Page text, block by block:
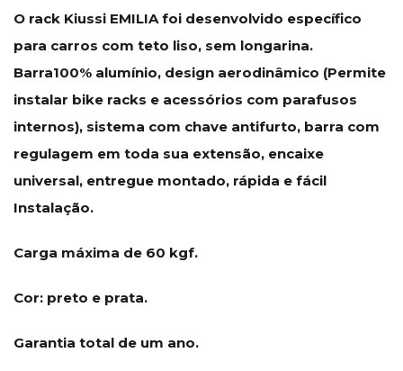
O rack Kiussi EMILIA foi desenvolvido específico
para carros com teto liso, sem longarina.
Barra100% alumínio, design aerodinâmico (Permite
instalar bike racks e acessórios com parafusos
internos), sistema com chave antifurto, barra com
regulagem em toda sua extensão, encaixe
universal, entregue montado, rápida e fácil
Instalação.
Carga máxima de 60 kgf.
Cor: preto e prata.
Garantia total de um ano.